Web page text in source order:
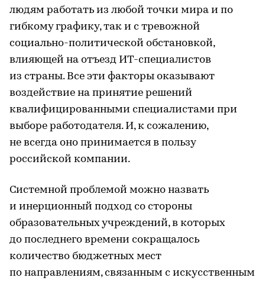
людям работать из любой точки мира и по
гибкому графику, так и с тревожной
социально-политической обстановкой,
влияющей на отъезд ИT-специалистов
из страны. Все эти факторы оказывают
воздействие на принятие решений
квалифицированными специалистами при
выборе работодателя. И, к сожалению,
не всегда оно принимается в пользу
российской компании.
Системной проблемой можно назвать
и инерционный подход со стороны
образовательных учреждений, в которых
до последнего времени сокращалось
количество бюджетных мест
по направлениям, связанным с искусственным